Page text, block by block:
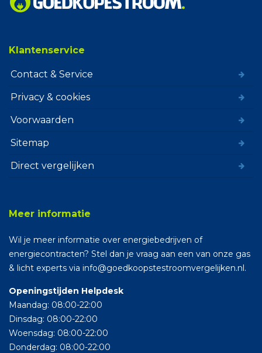
Klantenservice
Contact & Service
Privacy & cookies
Voorwaarden
Sitemap
Direct vergelijken
Meer informatie
Wil je meer informatie over energiebedrijven of
energiecontracten? Stel dan je vraag aan een van onze gas
& licht experts via info@goedkoopstestroomvergelijken.nl.
Openingstijden Helpdesk
Maandag: 08:00-22:00
Dinsdag: 08:00-22:00
Woensdag: 08:00-22:00
Donderdag: 08:00-22:00